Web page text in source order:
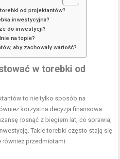
od projektantów?
inwestycyjna?
do inwestycji?
na topie?
aby zachowały wartość?
w torebki od
to nie tylko sposób na
korzystna decyzja finansowa.
rosnąć z biegiem lat, co sprawia,
Takie torebki często stają się
również przedmiotami